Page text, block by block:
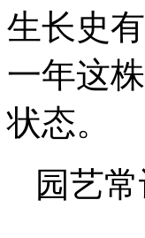
生长史
一年这
状态。
园艺